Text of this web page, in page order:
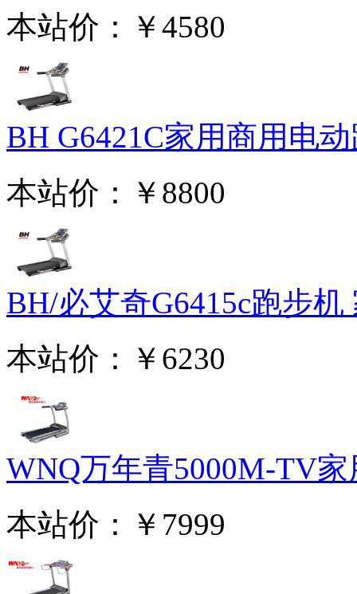
本站价：
￥4580
BH G6421C家用商用电
本站价：
￥8800
BH/必艾奇G6415c跑步机
本站价：
￥6230
WNQ万年青5000M-TV家
本站价：
￥7999